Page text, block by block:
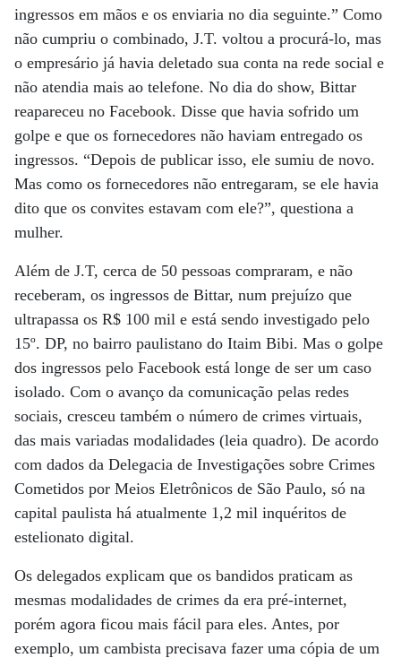
ingressos em mãos e os enviaria no dia seguinte.” Como
não cumpriu o combinado, J.T. voltou a procurá-lo, mas
o empresário já havia deletado sua conta na rede social e
não atendia mais ao telefone. No dia do show, Bittar
reapareceu no Facebook. Disse que havia sofrido um
golpe e que os fornecedores não haviam entregado os
ingressos. “Depois de publicar isso, ele sumiu de novo.
Mas como os fornecedores não entregaram, se ele havia
dito que os convites estavam com ele?”, questiona a
mulher.
Além de J.T, cerca de 50 pessoas compraram, e não
receberam, os ingressos de Bittar, num prejuízo que
ultrapassa os R$ 100 mil e está sendo investigado pelo
15º. DP, no bairro paulistano do Itaim Bibi. Mas o golpe
dos ingressos pelo Facebook está longe de ser um caso
isolado. Com o avanço da comunicação pelas redes
sociais, cresceu também o número de crimes virtuais,
das mais variadas modalidades (leia quadro). De acordo
com dados da Delegacia de Investigações sobre Crimes
Cometidos por Meios Eletrônicos de São Paulo, só na
capital paulista há atualmente 1,2 mil inquéritos de
estelionato digital.
Os delegados explicam que os bandidos praticam as
mesmas modalidades de crimes da era pré-internet,
porém agora ficou mais fácil para eles. Antes, por
exemplo, um cambista precisava fazer uma cópia de um